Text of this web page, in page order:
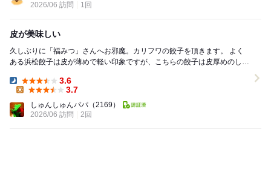
2026/06 訪問
1回
皮が美味しい
久しぶりに「福みつ」さんへお邪魔。カリフワの餃子を頂きます。 よく
ある浜松餃子は皮が薄めで軽い印象ですが、こちらの餃子は皮厚めのしっ
Dinner:
3.6
3.7
しゅんしゅんパパ （2169）
2026/06 訪問
2回